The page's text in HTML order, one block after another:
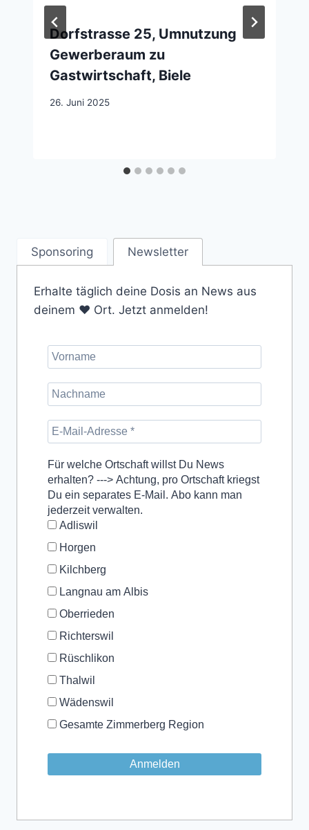
Dorfstrasse 25, Umnutzung
Gewerberaum zu
Gastwirtschaft, Biele
26. Juni 2025
Sponsoring Newsletter
Erhalte täglich deine Dosis an News aus
deinem ❤️ Ort. Jetzt anmelden!
Für welche Ortschaft willst Du News
erhalten? ---> Achtung, pro Ortschaft kriegst
Du ein separates E-Mail. Abo kann man
jederzeit verwalten.
Adliswil
Horgen
Kilchberg
Langnau am Albis
Oberrieden
Richterswil
Rüschlikon
Thalwil
Wädenswil
Gesamte Zimmerberg Region